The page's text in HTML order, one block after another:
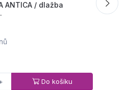
ANTICA / dlažba
Do košíku